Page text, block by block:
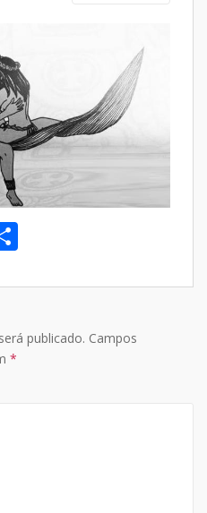
ar
publicado. Campos
*